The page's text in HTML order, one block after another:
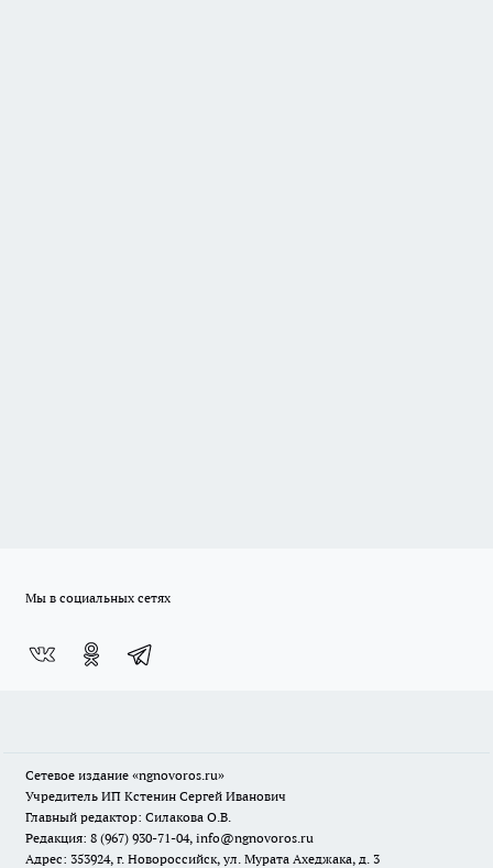
Мы в социальных сетях
Сетевое издание «ngnovoros.ru»
Учредитель ИП Кстенин Сергей Иванович
Главный редактор: Силакова О.В.
Редакция: 8 (967) 930-71-04, info@ngnovoros.ru
Адрес: 353924, г. Новороссийск, ул. Мурата Ахеджака, д. 3